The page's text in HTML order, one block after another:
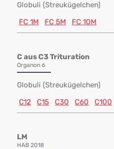
Globuli (Streukügelchen)
FC 1M
FC 5M FC 10M
C aus C3 Trituration
Organon 6
Globuli (Streukügelchen)
C12
C15 C30 C60 C100
LM
HAB 2018